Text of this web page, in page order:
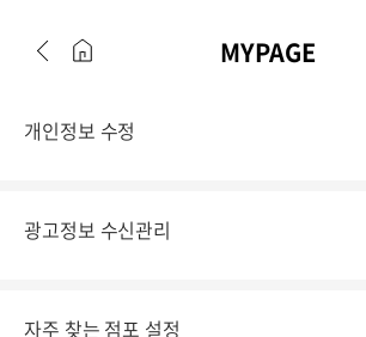
MYPAGE
개인정보 수정
광고정보 수신관리
자주 찾는 점포 설정